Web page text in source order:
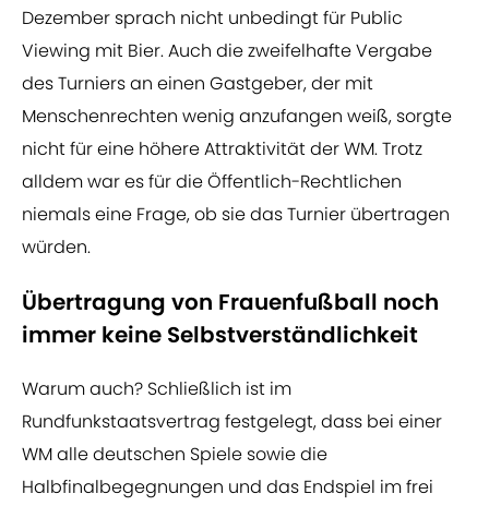
Dezember sprach nicht unbedingt für Public
Viewing mit Bier. Auch die zweifelhafte Vergabe
des Turniers an einen Gastgeber, der mit
Menschenrechten wenig anzufangen weiß, sorgte
nicht für eine höhere Attraktivität der WM. Trotz
alldem war es für die Öffentlich-Rechtlichen
niemals eine Frage, ob sie das Turnier übertragen
würden.
Übertragung von Frauenfußball noch
immer keine Selbstverständlichkeit
Warum auch? Schließlich ist im
Rundfunkstaatsvertrag festgelegt, dass bei einer
WM alle deutschen Spiele sowie die
Halbfinalbegegnungen und das Endspiel im frei